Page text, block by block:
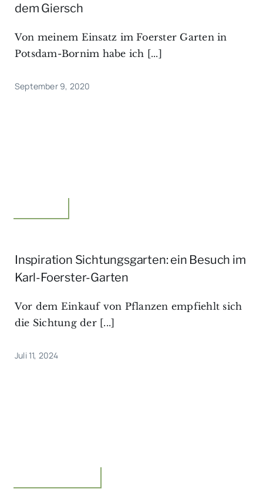
dem Giersch
Von meinem Einsatz im Foerster Garten in
Potsdam-Bornim habe ich [...]
September 9, 2020
Inspiration Sichtungsgarten: ein Besuch im
Karl-Foerster-Garten
Vor dem Einkauf von Pflanzen empfiehlt sich
die Sichtung der [...]
Juli 11, 2024